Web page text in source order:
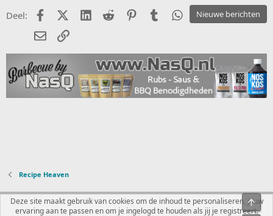
r
e
n
:
Nieuwe berichten
Deel: FacebookX (Twitter)
LinkedIn
Reddit PinterestTumblrWhatsApp
E-mailkoppeling
Recipe Heaven
Nederlands
Deze site maakt gebruik van cookies om de inhoud te personaliseren, jouw
ervaring aan te passen en om je ingelogd te houden als jij je registreert.